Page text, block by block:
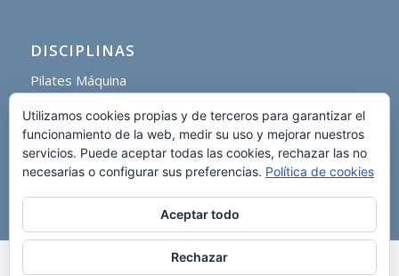
DISCIPLINAS
Pilates Máquina
Pilates Barra
Pilates Aéreo
This website uses cookies to improve your experience. We'll
Utilizamos cookies propias y de terceros para garantizar el
funcionamiento de la web, medir su uso y mejorar nuestros
servicios. Puede aceptar todas las cookies, rechazar las no
necesarias o configurar sus preferencias. Política de cookies
Aceptar todo
Rechazar